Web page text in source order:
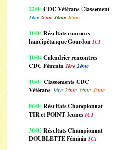
22/04CDC Vétérans Classement
1ère2ème3ème4ème
10/04Résultats concours
handipétanque GourdonICI
10/04Calendrier rencontres
CDC Féminin1ère2ème
10/04 Classements CDC
Vétérans 1ère 2ème 3ème 4ème
06/04Résultats Championnat
TIR et POINT JeunesICI
30/03Résultats Championnat
DOUBLETTE FémininICI